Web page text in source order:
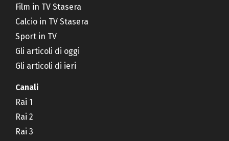
Film in TV Stasera
Calcio in TV Stasera
Sport in TV
Gli articoli di oggi
Gli articoli di ieri
Canali
Rai 1
Rai 2
Rai 3